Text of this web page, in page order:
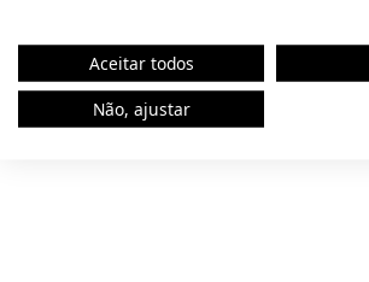
Aceitar todos
Não, ajustar